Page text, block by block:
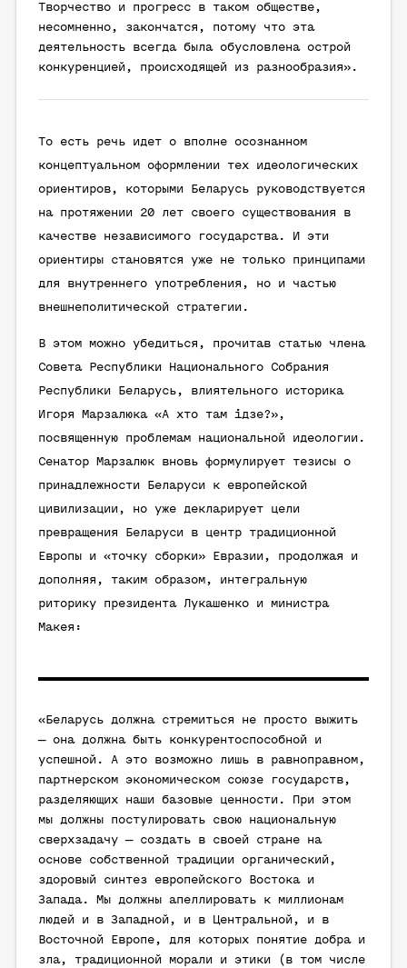
Творчество и прогресс в таком обществе,
несомненно, закончатся, потому что эта
деятельность всегда была обусловлена острой
конкуренцией, происходящей из разнообразия».
То есть речь идет о вполне осознанном
концептуальном оформлении тех идеологических
ориентиров, которыми Беларусь руководствуется
на протяжении 20 лет своего существования в
качестве независимого государства. И эти
ориентиры становятся уже не только принципами
для внутреннего употребления, но и частью
внешнеполитической стратегии.
В этом можно убедиться, прочитав статью члена
Совета Республики Национального Собрания
Республики Беларусь, влиятельного историка
Игоря Марзалюка «А хто там ідзе?»,
посвященную проблемам национальной идеологии.
Сенатор Марзалюк вновь формулирует тезисы о
принадлежности Беларуси к европейской
цивилизации, но уже декларирует цели
превращения Беларуси в центр традиционной
Европы и «точку сборки» Евразии, продолжая и
дополняя, таким образом, интегральную
риторику президента Лукашенко и министра
Макея:
«Беларусь должна стремиться не просто выжить
— она должна быть конкурентоспособной и
успешной. А это возможно лишь в равноправном,
партнерском экономическом союзе государств,
разделяющих наши базовые ценности. При этом
мы должны постулировать свою национальную
сверхзадачу — создать в своей стране на
основе собственной традиции органический,
здоровый синтез европейского Востока и
Запада. Мы должны апеллировать к миллионам
людей и в Западной, и в Центральной, и в
Восточной Европе, для которых понятие добра и
зла, традиционной морали и этики (в том числе